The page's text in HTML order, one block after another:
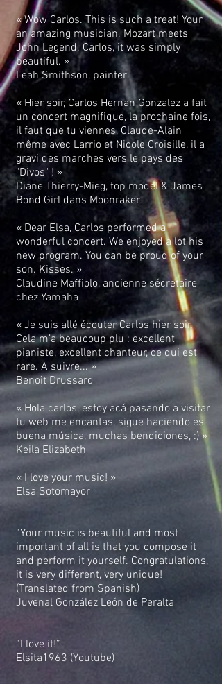
« Wow Carlos. This is such a treat! Your
an amazing musician. Mozart meets
John Legend. Carlos, it was simply
beautiful. »
Leah Smithson, painter
« Hier soir, Carlos Hernan Gonzalez a fait
un concert magnifique, la prochaine fois,
il faut que tu viennes, Claude-Alain
même avec Larrio et Nicole Croisille, il a
gravi des marches vers le pays des
"Divos" ! »
Diane Thierry-Mieg, top model & James
Bond Girl dans Moonraker
« Dear Elsa, Carlos performed a
wonderful concert. We enjoyed a lot his
new program. You can be proud of your
son. Kisses. »
Claudine Maffiolo, ancienne sécretaire
chez Yamaha
« Je suis allé écouter Carlos hier soir.
Cela m’a beaucoup plu : excellent
pianiste, excellent chanteur, ce qui est
rare. A suivre... »
Benoît Drussard
« Hola carlos, estoy acá pasando a visitar
tu web me encantas, sigue haciendo es
buena música, muchas bendiciones, :) »
Keila Elizabeth
« I love your music! »
Elsa Sotomayor
“Your music is beautiful and most
important of all is that you compose it
and perform it yourself. Congratulations,
it is very different, very unique!
(Translated from Spanish)
Juvenal González León de Peralta
“I love it!”
Elsita1963 (Youtube)